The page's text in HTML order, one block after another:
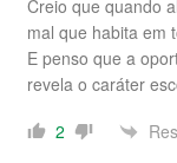
Creio que quando
mal que habita em
E penso que a
revela o caráter
2